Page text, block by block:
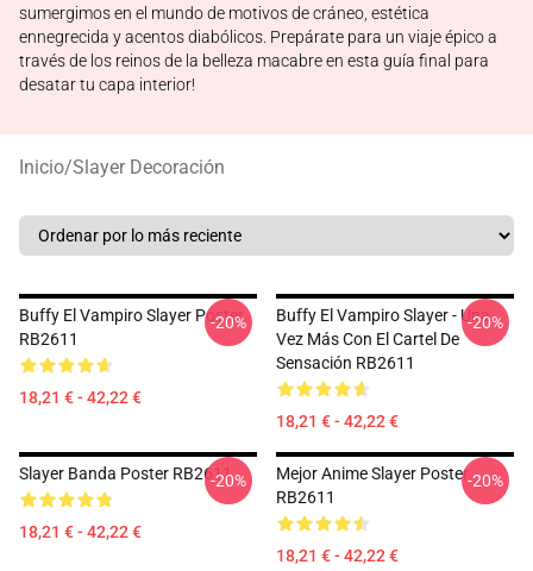
sumergimos en el mundo de motivos de cráneo, estética
ennegrecida y acentos diabólicos. Prepárate para un viaje épico a
través de los reinos de la belleza macabre en esta guía final para
desatar tu capa interior!
Inicio/Slayer Decoración
Buffy El Vampiro Slayer Poster
RB2611
18,21 € - 42,22 €
-20%
Buffy El Vampiro Slayer - Una
Vez Más Con El Cartel De
Sensación RB2611
18,21 € - 42,22 €
-20%
Slayer Banda Poster RB2611
18,21 € - 42,22 €
-20%
Mejor Anime Slayer Poster
RB2611
18,21 € - 42,22 €
-20%